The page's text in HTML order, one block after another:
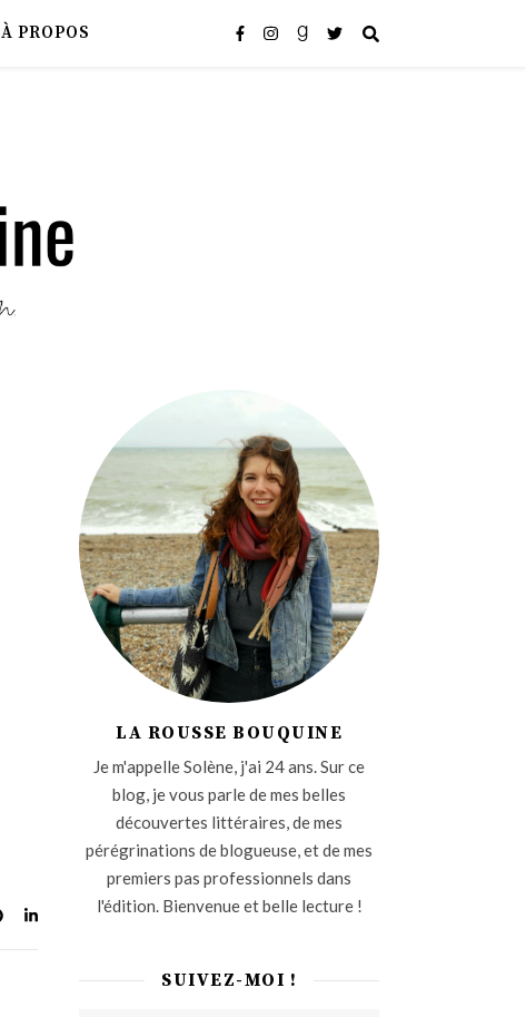
À PROPOS
LA ROUSSE BOUQUINE
Je m'appelle Solène, j'ai 24 ans. Sur ce
blog, je vous parle de mes belles
découvertes littéraires, de mes
pérégrinations de blogueuse, et de mes
premiers pas professionnels dans
l'édition. Bienvenue et belle lecture !
SUIVEZ-MOI !